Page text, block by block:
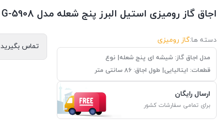
اجاق گاز رومیزی استیل البرز پنج شعله‌ مدل G-5908
دسته ها:گاز رومیزی
مدل اجاق گاز: شیشه ای پنج شعله| نوع
قطعات: ایتالیایی| طول اجاق: 86 سانتی متر
ارسال رایگان
برای تمامی سفارشات کشور
تماس بگیرید